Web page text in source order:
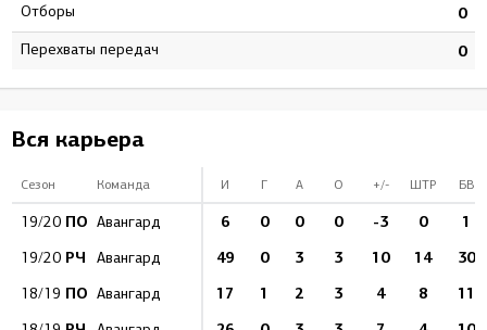
Отборы 0
Перехваты передач 0
Вся карьера
Сезон Команда И Г А О +/- ШТР БВ
19/20 ПО Авангард 6 0 0 0 -3 0 1
19/20 РЧ Авангард 49 0 3 3 10 14 30
18/19 ПО Авангард 17 1 2 3 4 8 11